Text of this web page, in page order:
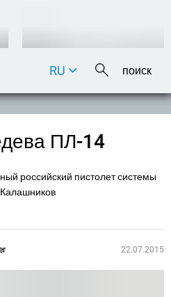
DE
IT
RU
ПЛ-14
российский пистолет системы
22.07.2015